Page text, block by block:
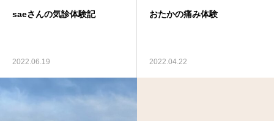
saeさんの気診体験記
2022.06.19
おたかの痛み体験
2022.04.22